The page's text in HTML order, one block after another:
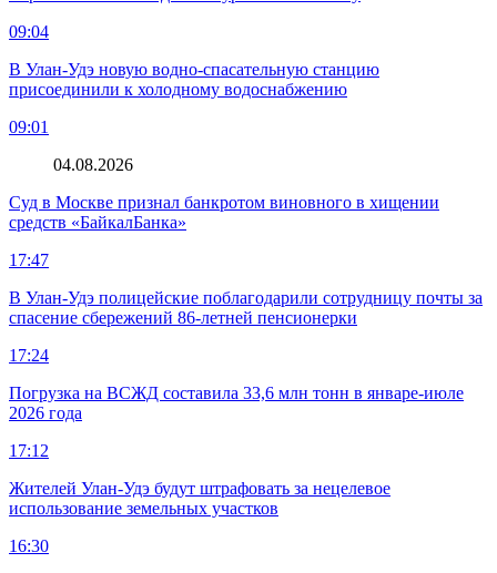
09:04
В Улан-Удэ новую водно‑спасательную станцию
присоединили к холодному водоснабжению
09:01
04.08.2026
Суд в Москве признал банкротом виновного в хищении
средств «БайкалБанка»
17:47
В Улан-Удэ полицейские поблагодарили сотрудницу почты за
спасение сбережений 86-летней пенсионерки
17:24
Погрузка на ВСЖД составила 33,6 млн тонн в январе-июле
2026 года
17:12
Жителей Улан-Удэ будут штрафовать за нецелевое
использование земельных участков
16:30